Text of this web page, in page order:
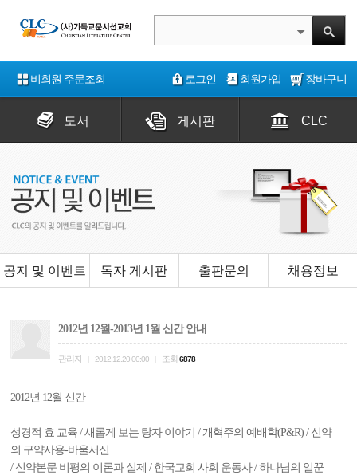
비회원 주문조회 로그인 회원가입 장바구니
도서 게시판 CLC
공지 및 이벤트 독자 게시판 출판문의 채용정보
2012년 12월-2013년 1월 신간 안내
관리자 2012.12.20 00:00 조회 6878
2012년 12월 신간
성경적 효 교육 / 새롭게 보는 탕자 이야기 / 개혁주의 예배학(P&R) / 신약
의 구약사용-바울서신
/ 신약본문 비평의 이론과 실제 / 한국교회 사회 운동사 / 하나님의 일꾼